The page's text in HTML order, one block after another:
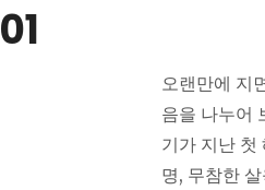
01
오랜만에 지
음을 나누어
기가 지난 첫
명, 무참한